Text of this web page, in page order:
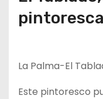
pintoresca
La Palma-El
Este pintoresco